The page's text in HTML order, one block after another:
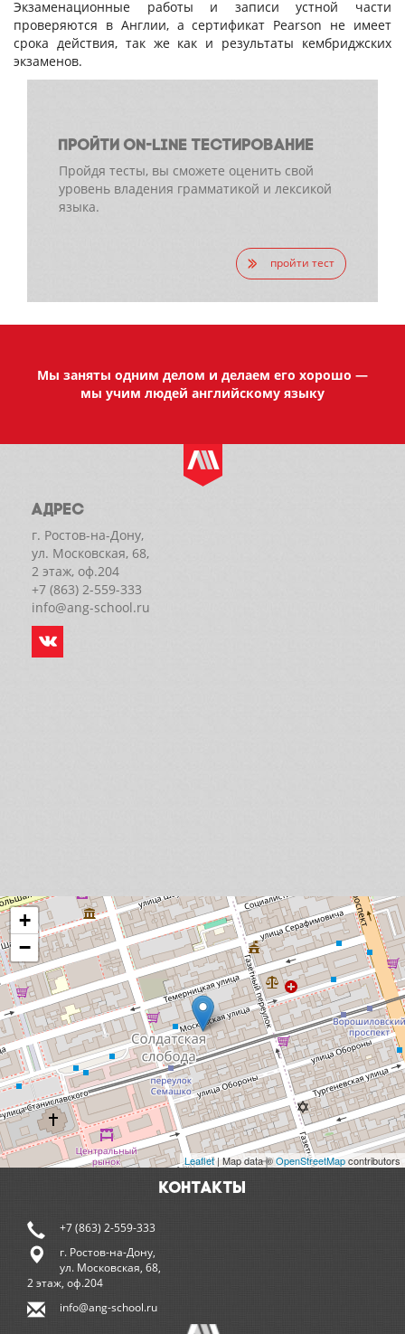
Экзаменационные работы и записи устной части
проверяются в Англии, а сертификат Pearson не имеет
срока действия, так же как и результаты кембриджских
экзаменов.
ПРОЙТИ ON-LINE ТЕСТИРОВАНИЕ
Пройдя тесты, вы сможете оценить свой
уровень владения грамматикой и лексикой
языка.
пройти тест
Мы заняты одним делом и делаем его хорошо —
мы учим людей английскому языку
АДРЕС
г. Ростов-на-Дону,
ул. Московская, 68,
2 этаж, оф.204
+7 (863) 2-559-333
info@ang-school.ru
+
−
Leaflet| Map data ©OpenStreetMapcontributors
КОНТАКТЫ
+7 (863) 2-559-333
г. Ростов-на-Дону,
ул. Московская, 68,
2 этаж, оф.204
info@ang-school.ru